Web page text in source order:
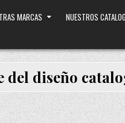
MARCAS NUESTROS
del diseño